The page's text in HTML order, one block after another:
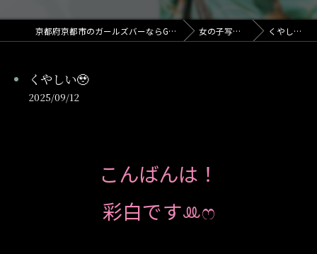
京都府京都市のガールズバーならGirls Bar Co. 女の子写メ日記 くやしい🥹
くやしい🥹
2025/09/12
こんばんは！
彩白ですꔛ‬ෆ